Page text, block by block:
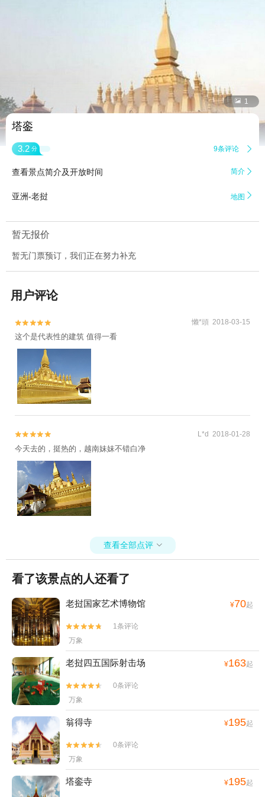
 1
塔銮
3.2 分 9条评论 
查看景点简介及开放时间 简介 
亚洲-老挝 地图 
暂无报价
暂无门票预订，我们正在努力补充
用户评论

 懒*頭 2018-03-15
这个是代表性的建筑 值得一看

 L*d 2018-01-28
今天去的，挺热的，越南妹妹不错白净
查看全部点评 
看了该景点的人还看了
老挝国家艺术博物馆 ¥70起


1条评论
万象
老挝四五国际射击场 ¥163起


0条评论
万象
翁得寺 ¥195起


0条评论
万象
塔銮寺 ¥195起